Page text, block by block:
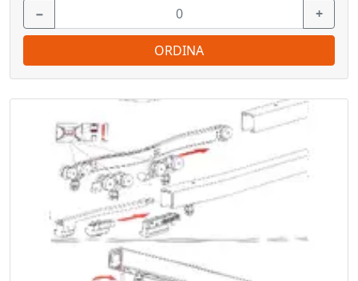
− +
ORDINA